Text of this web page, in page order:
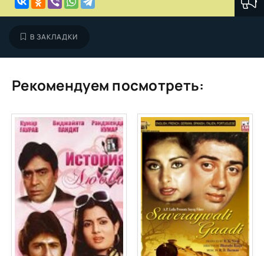
В ЗАКЛАДКИ
Рекомендуем посмотреть: